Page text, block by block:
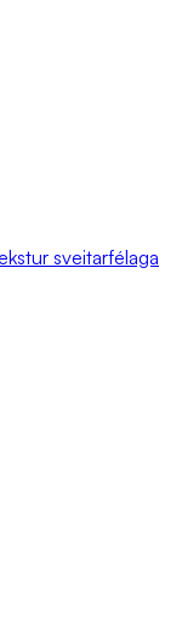
sveitarfélaga